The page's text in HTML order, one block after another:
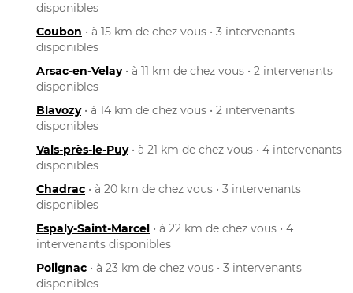
disponibles
Coubon • à 15 km de chez vous • 3 intervenants
disponibles
Arsac-en-Velay• à 11 km de chez vous • 2 intervenants
disponibles
Blavozy• à 14 km de chez vous • 2 intervenants
disponibles
Vals-près-le-Puy• à 21 km de chez vous • 4 intervenants
disponibles
Chadrac • à 20 km de chez vous • 3 intervenants
disponibles
Espaly-Saint-Marcel • à 22 km de chez vous • 4
intervenants disponibles
Polignac • à 23 km de chez vous • 3 intervenants
disponibles